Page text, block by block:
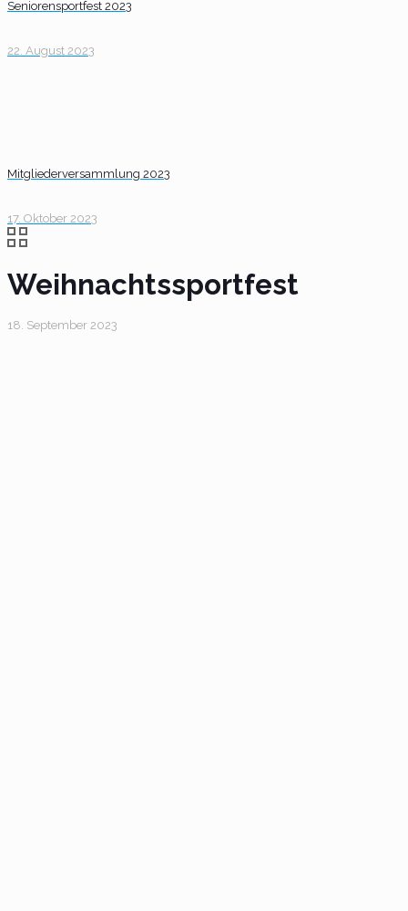
Seniorensportfest 2023
22. August 2023
Mitgliederversammlung 2023
17. Oktober 2023
Weihnachtssportfest
18. September 2023